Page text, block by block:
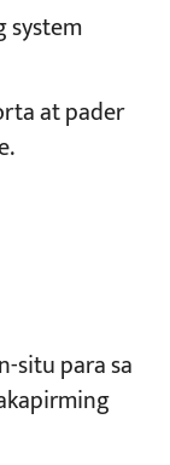
at pader
situ para sa